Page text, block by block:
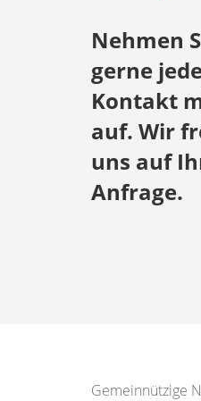
Nehmen
gerne
Kontakt
auf. Wir
uns auf
Anfrage.
Gemeinnützige